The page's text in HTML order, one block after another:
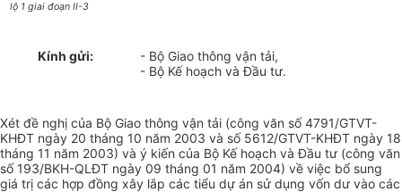
lộ 1 giai đoạn II-3
Kính gửi:
- Bộ Giao thông vận tải,
- Bộ Kế hoạch và Đầu tư.
Xét đề nghị của Bộ Giao thông vận tải (công văn số 4791/GTVT-
KHĐT ngày 20 tháng 10 năm 2003 và số 5612/GTVT-KHĐT ngày 18
tháng 11 năm 2003) và ý kiến của Bộ Kế hoạch và Đầu tư (công văn
số 193/BKH-QLĐT ngày 09 tháng 01 năm 2004) về việc bổ sung
giá trị các hợp đồng xây lắp các tiểu dự án sử dụng vốn dư vào các